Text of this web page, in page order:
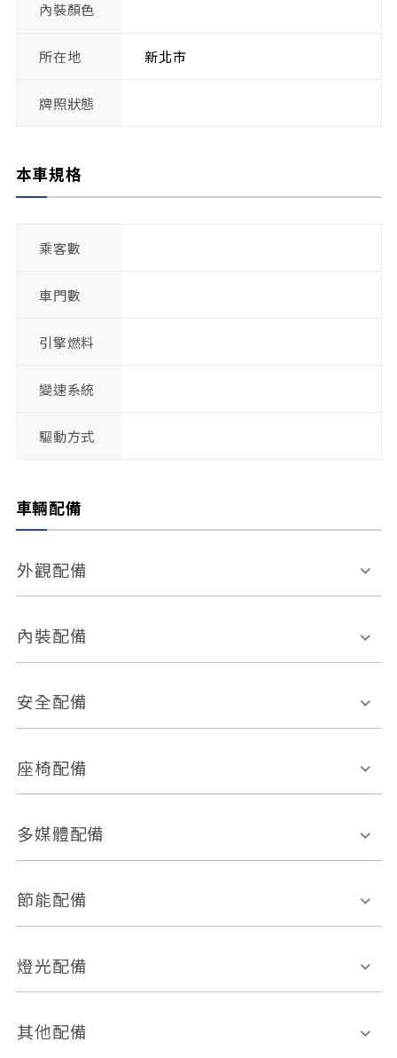
內裝顏色
所在地 新北市
牌照狀態
本車規格
乘客數
車門數
引擎燃料
變速系統
驅動方式
車輛配備
外觀配備
電動天窗
後視鏡方向指示燈
內裝配備
多功能方向盤
恆溫空調
安全配備
前座正面氣囊
ABS防鎖死
車道偏離警示
自動停車系統 盲點偵測系統
倒車雷達
座椅配備
皮椅
多媒體配備
外部音源接入
節能配備
引擎啟閉系統
燈光配備
感應頭燈
其他配備